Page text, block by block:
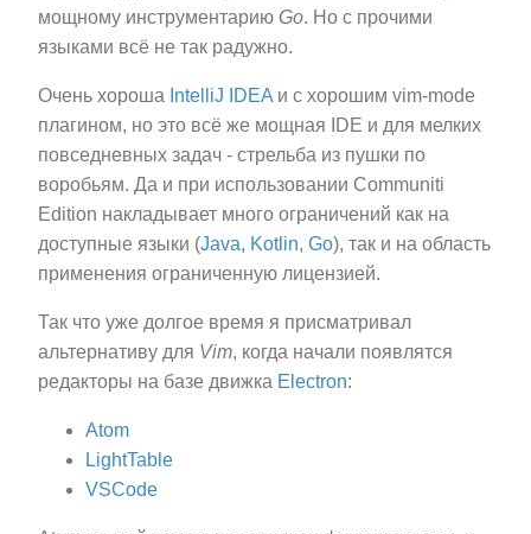
мощному инструментарию Go. Но с прочими
языками всё не так радужно.
Очень хороша IntelliJ IDEA и с хорошим vim-mode
плагином, но это всё же мощная IDE и для мелких
повседневных задач - стрельба из пушки по
воробьям. Да и при использовании Communiti
Edition накладывает много ограничений как на
доступные языки (Java, Kotlin, Go), так и на область
применения ограниченную лицензией.
Так что уже долгое время я присматривал
альтернативу для Vim, когда начали появлятся
редакторы на базе движка Electron:
Atom
LightTable
VSCode